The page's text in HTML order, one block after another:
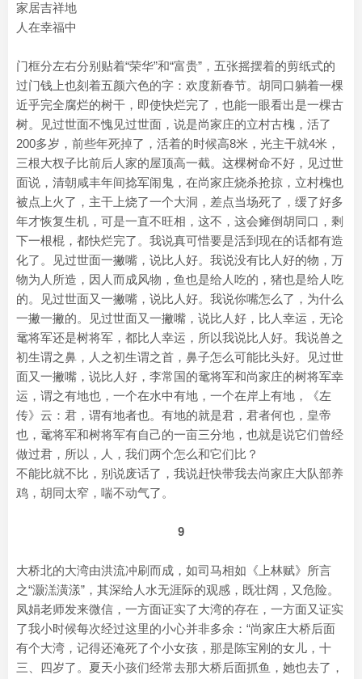
家居吉祥地
人在幸福中
门框分左右分别贴着“荣华”和“富贵”，五张摇摆着的剪纸式的
过门钱上也刻着五颜六色的字：欢度新春节。胡同口躺着一棵
近乎完全腐烂的树干，即使快烂完了，也能一眼看出是一棵古
树。见过世面不愧见过世面，说是尚家庄的立村古槐，活了
200多岁，前些年死掉了，活着的时候高8米，光主干就4米，
三根大杈子比前后人家的屋顶高一截。这棵树命不好，见过世
面说，清朝咸丰年间捻军闹鬼，在尚家庄烧杀抢掠，立村槐也
被点上火了，主干上烧了一个大洞，差点当场死了，缓了好多
年才恢复生机，可是一直不旺相，这不，这会瘫倒胡同口，剩
下一根棍，都快烂完了。我说真可惜要是活到现在的话都有造
化了。见过世面一撇嘴，说比人好。我说没有比人好的物，万
物为人所造，因人而成风物，鱼也是给人吃的，猪也是给人吃
的。见过世面又一撇嘴，说比人好。我说你嘴怎么了，为什么
一撇一撇的。见过世面又一撇嘴，说比人好，比人幸运，无论
鼋将军还是树将军，都比人幸运，所以我说比人好。我说兽之
初生谓之鼻，人之初生谓之首，鼻子怎么可能比头好。见过世
面又一撇嘴，说比人好，李常国的鼋将军和尚家庄的树将军幸
运，谓之有地也，一个在水中有地，一个在岸上有地，《左
传》云：君，谓有地者也。有地的就是君，君者何也，皇帝
也，鼋将军和树将军有自己的一亩三分地，也就是说它们曾经
做过君，所以，人，我们两个怎么和它们比？
不能比就不比，别说废话了，我说赶快带我去尚家庄大队部养
鸡，胡同太窄，喘不动气了。
9
大桥北的大湾由洪流冲刷而成，如司马相如《上林赋》所言
之“灏溔潢漾”，其深给人水无涯际的观感，既壮阔，又危险。
凤娟老师发来微信，一方面证实了大湾的存在，一方面又证实
了我小时候每次经过这里的小心并非多余：“尚家庄大桥后面
有个大湾，记得还淹死了个小女孩，那是陈宝刚的女儿，十
三、四岁了。夏天小孩们经常去那大桥后面抓鱼，她也去了，